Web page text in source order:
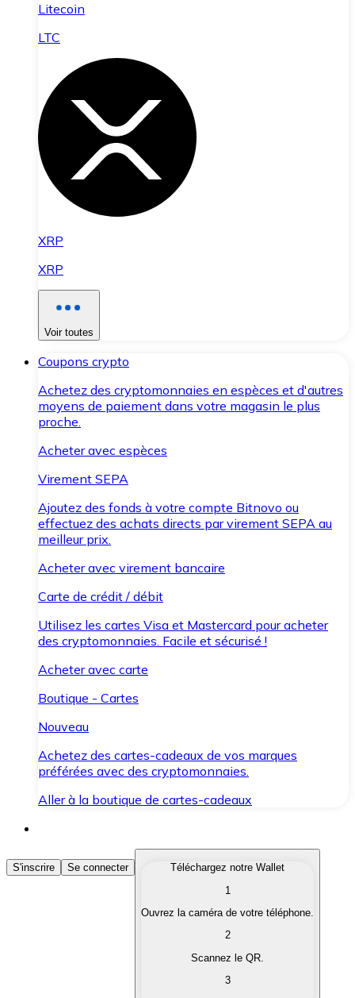
Litecoin
LTC
XRP
XRP
Voir toutes
Coupons crypto
Achetez des cryptomonnaies en espèces et d'autres
moyens de paiement dans votre magasin le plus
proche.
Acheter avec espèces
Virement SEPA
Ajoutez des fonds à votre compte Bitnovo ou
effectuez des achats directs par virement SEPA au
meilleur prix.
Acheter avec virement bancaire
Carte de crédit / débit
Utilisez les cartes Visa et Mastercard pour acheter
des cryptomonnaies. Facile et sécurisé !
Acheter avec carte
Boutique - Cartes
Nouveau
Achetez des cartes-cadeaux de vos marques
préférées avec des cryptomonnaies.
Aller à la boutique de cartes-cadeaux
Acheter des Cryptomonnaies
Achetez les cryptomonnaies qui vous intéressent
Convertissez vos cryptomonnaies en monnaie
S'inscrire Se connecter
Téléchargez notre Wallet
1
Ouvrez la caméra de votre téléphone.
2
Scannez le QR.
3